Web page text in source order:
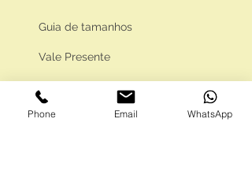
Guia de tamanhos
Vale Presente
Envios e Portes
Marcas legais
Phone Email WhatsApp